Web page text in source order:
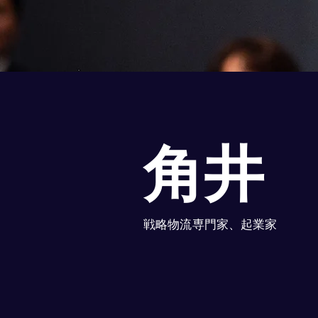
⻆井
戦略物流専門家、起業家